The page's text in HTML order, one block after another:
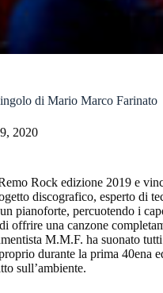
di Mario Marco Farinato
2020
Rock edizione 2019 e
discografico, esperto di
pianoforte, percuotendo i
offrire una canzone
M.M.F. ha suonato
durante la prima 40ena
sull’ambiente.